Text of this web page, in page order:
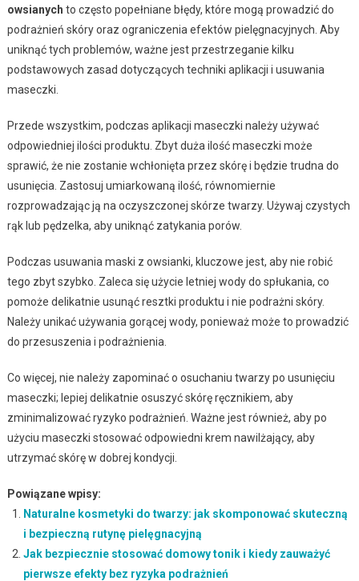
owsianych to często popełniane błędy, które mogą prowadzić do
podrażnień skóry oraz ograniczenia efektów pielęgnacyjnych. Aby
uniknąć tych problemów, ważne jest przestrzeganie kilku
podstawowych zasad dotyczących techniki aplikacji i usuwania
maseczki.
Przede wszystkim, podczas aplikacji maseczki należy używać
odpowiedniej ilości produktu. Zbyt duża ilość maseczki może
sprawić, że nie zostanie wchłonięta przez skórę i będzie trudna do
usunięcia. Zastosuj umiarkowaną ilość, równomiernie
rozprowadzając ją na oczyszczonej skórze twarzy. Używaj czystych
rąk lub pędzelka, aby uniknąć zatykania porów.
Podczas usuwania maski z owsianki, kluczowe jest, aby nie robić
tego zbyt szybko. Zaleca się użycie letniej wody do spłukania, co
pomoże delikatnie usunąć resztki produktu i nie podrażni skóry.
Należy unikać używania gorącej wody, ponieważ może to prowadzić
do przesuszenia i podrażnienia.
Co więcej, nie należy zapominać o osuchaniu twarzy po usunięciu
maseczki; lepiej delikatnie osuszyć skórę ręcznikiem, aby
zminimalizować ryzyko podrażnień. Ważne jest również, aby po
użyciu maseczki stosować odpowiedni krem nawilżający, aby
utrzymać skórę w dobrej kondycji.
Powiązane wpisy:
Naturalne kosmetyki do twarzy: jak skomponować skuteczną
i bezpieczną rutynę pielęgnacyjną
Jak bezpiecznie stosować domowy tonik i kiedy zauważyć
pierwsze efekty bez ryzyka podrażnień